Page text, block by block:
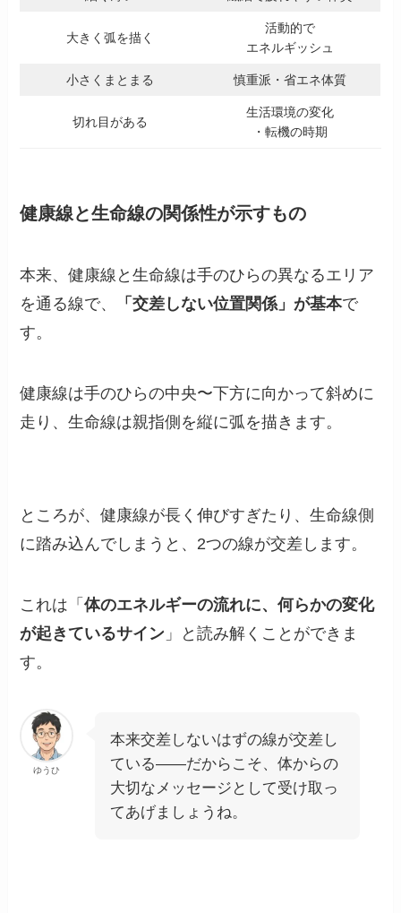
大きく弧を描く
活動的で
エネルギッシュ
小さくまとまる 慎重派・省エネ体質
切れ目がある
生活環境の変化
・転機の時期
健康線と生命線の関係性が示すもの
本来、健康線と生命線は手のひらの異なるエリア
を通る線で、
「交差しない位置関係」が基本で
す。
健康線は手のひらの中央〜下方に向かって斜めに
走り、生命線は親指側を縦に弧を描きます。
ところが、健康線が長く伸びすぎたり、生命線側
に踏み込んでしまうと、2つの線が交差します。
これは「体のエネルギーの流れに、何らかの変化
が起きているサイン 」と読み解くことができま
す。
ゆうひ
本来交差しないはずの線が交差し
ている——だからこそ、体からの
大切なメッセージとして受け取っ
てあげましょうね。